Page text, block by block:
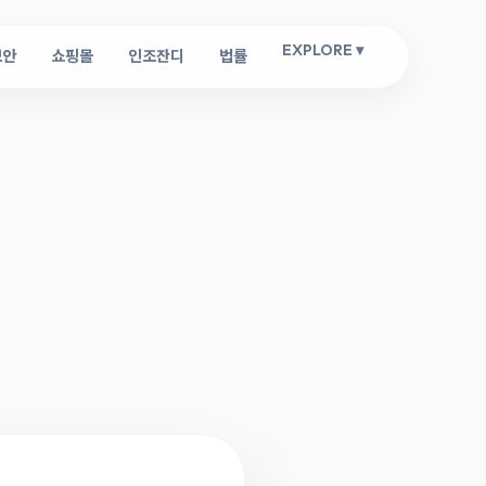
쇼핑몰 인조잔디 법률 EXPLORE ▾